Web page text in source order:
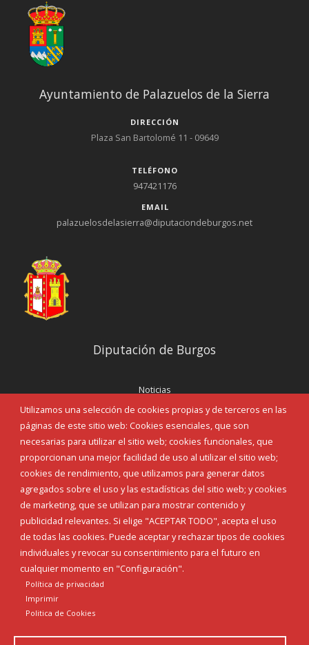
Utilizamos una selección de cookies propias y de terceros en las
páginas de este sitio web: Cookies esenciales, que son
necesarias para utilizar el sitio web; cookies funcionales, que
proporcionan una mejor facilidad de uso al utilizar el sitio web;
cookies de rendimiento, que utilizamos para generar datos
agregados sobre el uso y las estadísticas del sitio web; y cookies
de marketing, que se utilizan para mostrar contenido y
publicidad relevantes. Si elige "ACEPTAR TODO", acepta el uso
de todas las cookies. Puede aceptar y rechazar tipos de cookies
individuales y revocar su consentimiento para el futuro en
cualquier momento en "Configuración".
Política de privacidad
Imprimir
Politica de Cookies
Ayuntamiento de Palazuelos de la Sierra
DIRECCIÓN
Plaza San Bartolomé 11 - 09649
TELÉFONO
947421176
EMAIL
palazuelosdelasierra@diputaciondeburgos.net
Diputación de Burgos
Noticias
Eventos
Corporación Municipal
Teléfonos de interés
INICIAR SESIÓN
MAPA WEB